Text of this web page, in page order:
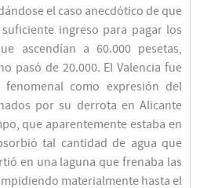
el caso anecdótico de que
ingreso para pagar los
ascendían a 60.000 pesetas,
pasó de 20.000. El Valencia fue
como expresión del
por su derrota en Alicante
que aparentemente estaba en
tal cantidad de agua que
en una laguna que frenaba las
materialmente hasta el